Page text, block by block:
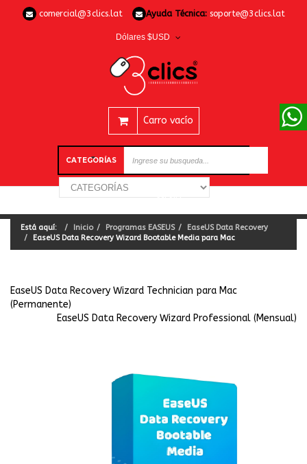
comercial@3clics.lat Ayuda Técnica: soporte@3clics.lat
Dólares $USD
Carro vacío
CATEGORÍAS
Está aquí: Inicio Programas EASEUS
EaseUS Data Recovery
EaseUS Data Recovery Wizard Bootable Media para Mac
EaseUS Data Recovery Wizard Technician para Mac
(Permanente)
EaseUS Data Recovery Wizard Professional (Mensual)